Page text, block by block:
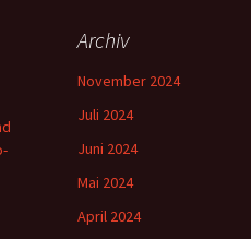
Archiv
November 2024
Juli 2024
Juni 2024
Mai 2024
April 2024